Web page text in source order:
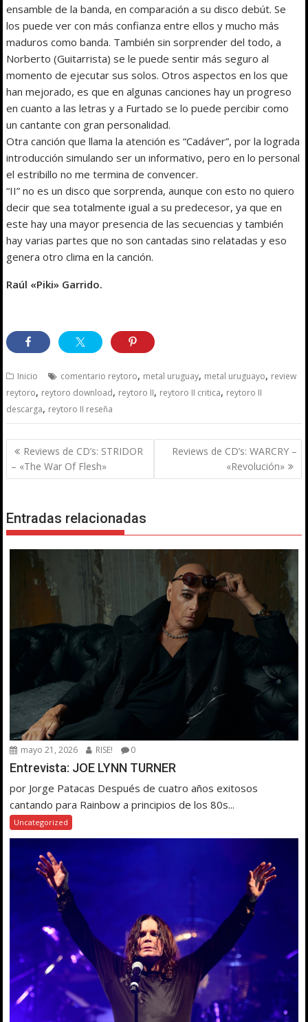
ensamble de la banda, en comparación a su disco debút. Se
los puede ver con más confianza entre ellos y mucho más
maduros como banda. También sin sorprender del todo, a
Norberto (Guitarrista) se le puede sentir más seguro al
momento de ejecutar sus solos. Otros aspectos en los que
han mejorado, es que en algunas canciones hay un progreso
en cuanto a las letras y a Furtado se lo puede percibir como
un cantante con gran personalidad.
Otra canción que llama la atención es “Cadáver”, por la lograda
introducción simulando ser un informativo, pero en lo personal
el estribillo no me termina de convencer.
“II” no es un disco que sorprenda, aunque con esto no quiero
decir que sea totalmente igual a su predecesor, ya que en
este hay una mayor presencia de las secuencias y también
hay varias partes que no son cantadas sino relatadas y eso
genera otro clima en la canción.
Raúl «Piki» Garrido.
Inicio comentario reytoro, metal uruguay, metal uruguayo, review
reytoro, reytoro download, reytoro II, reytoro II critica, reytoro II
descarga, reytoro II reseña
Navegación
de
entradas
Reviews de CD’s: STRIDOR
– «The War Of Flesh»
Reviews de CD’s: WARCRY –
«Revolución»
Entradas relacionadas
mayo 21, 2026 RISE! 0
Entrevista: JOE LYNN TURNER
por Jorge Patacas Después de cuatro años exitosos
cantando para Rainbow a principios de los 80s...
Uncategorized